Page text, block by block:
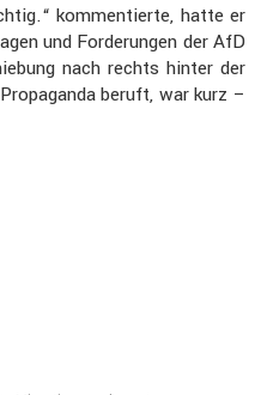
kommen­tierte, hatte er
und Forde­rungen der AfD
nach rechts hinter der
beruft, war kurz –